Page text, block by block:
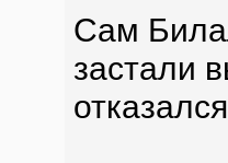
Сам
застали